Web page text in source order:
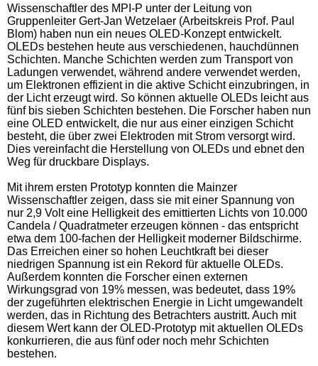
Wissenschaftler des MPI-P unter der Leitung von
Gruppenleiter Gert-Jan Wetzelaer (Arbeitskreis Prof. Paul
Blom) haben nun ein neues OLED-Konzept entwickelt.
OLEDs bestehen heute aus verschiedenen, hauchdünnen
Schichten. Manche Schichten werden zum Transport von
Ladungen verwendet, während andere verwendet werden,
um Elektronen effizient in die aktive Schicht einzubringen, in
der Licht erzeugt wird. So können aktuelle OLEDs leicht aus
fünf bis sieben Schichten bestehen. Die Forscher haben nun
eine OLED entwickelt, die nur aus einer einzigen Schicht
besteht, die über zwei Elektroden mit Strom versorgt wird.
Dies vereinfacht die Herstellung von OLEDs und ebnet den
Weg für druckbare Displays.
Mit ihrem ersten Prototyp konnten die Mainzer
Wissenschaftler zeigen, dass sie mit einer Spannung von
nur 2,9 Volt eine Helligkeit des emittierten Lichts von 10.000
Candela / Quadratmeter erzeugen können - das entspricht
etwa dem 100-fachen der Helligkeit moderner Bildschirme.
Das Erreichen einer so hohen Leuchtkraft bei dieser
niedrigen Spannung ist ein Rekord für aktuelle OLEDs.
Außerdem konnten die Forscher einen externen
Wirkungsgrad von 19% messen, was bedeutet, dass 19%
der zugeführten elektrischen Energie in Licht umgewandelt
werden, das in Richtung des Betrachters austritt. Auch mit
diesem Wert kann der OLED-Prototyp mit aktuellen OLEDs
konkurrieren, die aus fünf oder noch mehr Schichten
bestehen.